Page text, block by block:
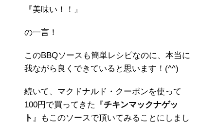
『美味い！！』
の一言！
このBBQソースも簡単レシピなのに、本当に
我ながら良くできていると思います！(^^)
続いて、マクドナルド・クーポンを使って
100円で買ってきた『チキンマックナゲッ
ト 』もこのソースで頂いてみることにしまし